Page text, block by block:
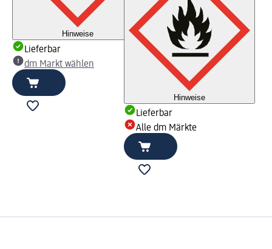
Hinweise
Lieferbar
dm Markt wählen
Hinweise
Lieferbar
Alle dm Märkte